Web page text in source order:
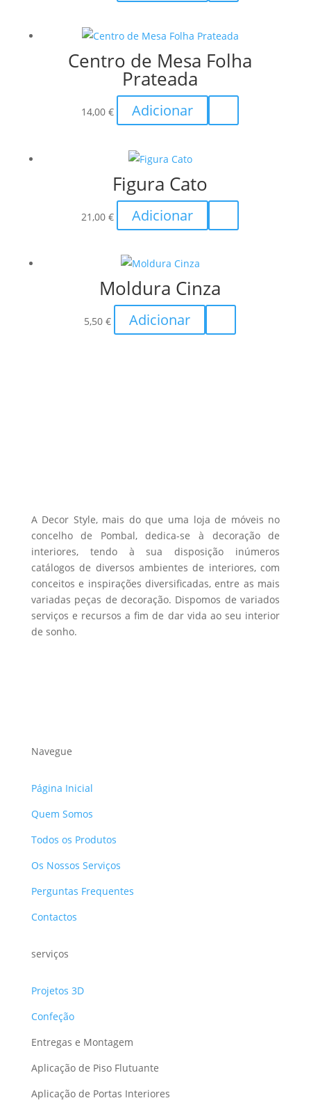
may
chosen
on
product
Centro de Mesa Folha
Prateada
14,00€ Adicionar
Figura Cato
21,00€ Adicionar
Moldura Cinza
5,50€ Adicionar
A Decor Style, mais do que uma loja de móveis no
concelho de Pombal, dedica-se à decoração de
interiores, tendo à sua disposição inúmeros
catálogos de diversos ambientes de interiores, com
conceitos e inspirações diversificadas, entre as mais
variadas peças de decoração. Dispomos de variados
serviços e recursos a fim de dar vida ao seu interior
de sonho.
Navegue
Página Inicial
Quem Somos
Todos os Produtos
Os Nossos Serviços
Perguntas Frequentes
Contactos
serviços
Projetos 3D
Confeção
Entregas e Montagem
Aplicação de Piso Flutuante
Aplicação de Portas Interiores